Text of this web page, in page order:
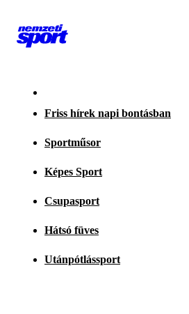
Friss hírek napi bontásban
Sportműsor
Képes Sport
Csupasport
Hátsó füves
Utánpótlássport